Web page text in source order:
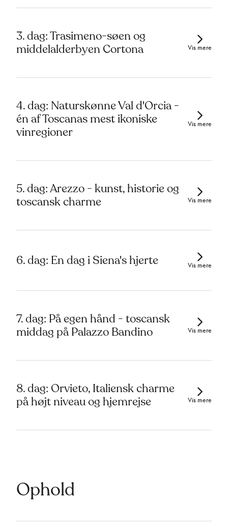
3. dag: Trasimeno-søen og
middelalderbyen Cortona
Vis mere
4. dag: Naturskønne Val d'Orcia -
én af Toscanas mest ikoniske
vinregioner
Vis mere
5. dag: Arezzo - kunst, historie og
toscansk charme
Vis mere
6. dag: En dag i Siena's hjerte Vis mere
7. dag: På egen hånd - toscansk
middag på Palazzo Bandino
Vis mere
8. dag: Orvieto, Italiensk charme
på højt niveau og hjemrejse
Vis mere
Ophold